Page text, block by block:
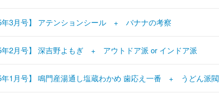
年3月号】 アテンションシール + バナナの考察
年2月号】 深吉野よもぎ + アウトドア派 or インドア派
年1月号】 鳴門産湯通し塩蔵わかめ 歯応え一番 + うどん派閥